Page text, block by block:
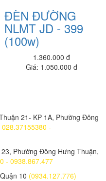
8BT )
(L5650)
ĐÈN ĐƯỜNG
NLMT JD - 399
(100w)
1.360.000 đ
Giá: 1.050.000 đ
21- KP 1A, Phường Đông
028.37155380 -
Phường Đông Hưng Thuận,
- 0938.867.477
10 (0934.127.776)